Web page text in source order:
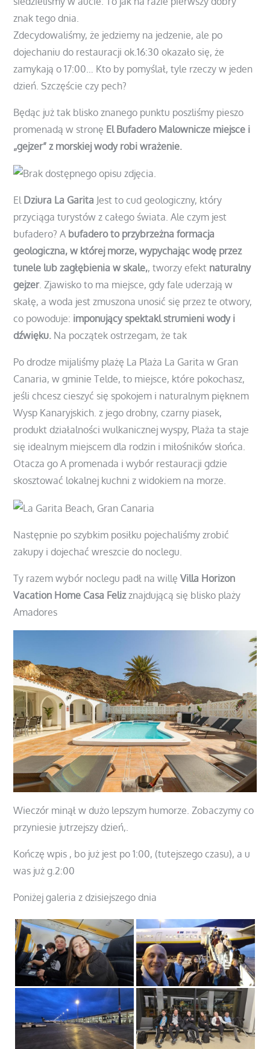
znak tego dnia.
Zdecydowaliśmy, że jedziemy na jedzenie, ale po
dojechaniu do restauracji ok.16:30 okazało się, że
zamykają o 17:00… Kto by pomyślał, tyle rzeczy w jeden
dzień. Szczęście czy pech?
Będąc już tak blisko znanego punktu poszliśmy pieszo
promenadą w stronę El Bufadero Malownicze miejsce i
„gejzer” z morskiej wody robi wrażenie.
El Dziura La Garita Jest to cud geologiczny, który
przyciąga turystów z całego świata. Ale czym jest
bufadero? A bufadero to przybrzeżna formacja
geologiczna, w której morze, wypychając wodę przez
tunele lub zagłębienia w skale,, tworzy efekt naturalny
gejzer. Zjawisko to ma miejsce, gdy fale uderzają w
skałę, a woda jest zmuszona unosić się przez te otwory,
co powoduje: imponujący spektakl strumieni wody i
dźwięku. Na początek ostrzegam, że tak
Po drodze mijaliśmy plażę La Plaża La Garita w Gran
Canaria, w gminie Telde, to miejsce, które pokochasz,
jeśli chcesz cieszyć się spokojem i naturalnym pięknem
Wysp Kanaryjskich. z jego drobny, czarny piasek,
produkt działalności wulkanicznej wyspy, Plaża ta staje
się idealnym miejscem dla rodzin i miłośników słońca.
Otacza go A promenada i wybór restauracji gdzie
skosztować lokalnej kuchni z widokiem na morze.
Następnie po szybkim posiłku pojechaliśmy zrobić
zakupy i dojechać wreszcie do noclegu.
Ty razem wybór noclegu padł na willęVilla Horizon
Vacation Home Casa Felizznajdującą się blisko plaży
Amadores
Wieczór minął w dużo lepszym humorze. Zobaczymy co
przyniesie jutrzejszy dzień,.
Kończę wpis , bo już jest po 1:00, (tutejszego czasu), a u
was już g.2:00
Poniżej galeria z dzisiejszego dnia